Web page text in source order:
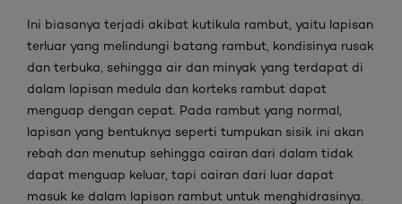
Ini biasanya terjadi akibat kutikula rambut, yaitu lapisan
terluar yang melindungi batang rambut, kondisinya rusak
dan terbuka, sehingga air dan minyak yang terdapat di
dalam lapisan medula dan korteks rambut dapat
menguap dengan cepat. Pada rambut yang normal,
lapisan yang bentuknya seperti tumpukan sisik ini akan
rebah dan menutup sehingga cairan dari dalam tidak
dapat menguap keluar, tapi cairan dari luar dapat
masuk ke dalam lapisan rambut untuk menghidrasinya.